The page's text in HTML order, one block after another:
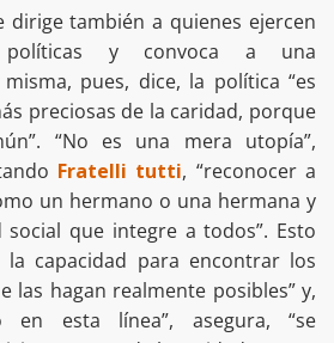
dirige también a quienes ejercen
políticas y convoca a una
pues, dice, la política “es
preciosas de la caridad, porque
“No es una mera utopía”,
Fratelli tutti, “reconocer a
un hermano o una hermana y
que integre a todos”. Esto
la capacidad para encontrar los
las hagan realmente posibles” y,
en esta línea”, asegura, “se